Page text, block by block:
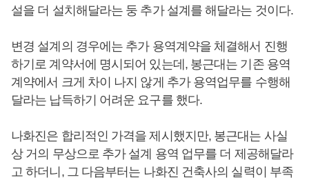
설을 더 설치해달라는 둥 추가 설계를 해달라는 것이다.
변경 설계의 경우에는 추가 용역계약을 체결해서 진행
하기로 계약서에 명시되어 있는데, 봉근대는 기존 용역
계약에서 크게 차이 나지 않게 추가 용역업무를 수행해
달라는 납득하기 어려운 요구를 했다.
나화진은 합리적인 가격을 제시했지만, 봉근대는 사실
상 거의 무상으로 추가 설계 용역 업무를 더 제공해달라
고 하더니, 그 다음부터는 나화진 건축사의 실력이 부족